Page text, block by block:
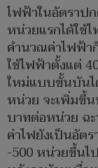
ไฟฟ้าในอัตราป
หน่วยแรกได้ใช้
คำนวณค่าไฟฟ้า
ใช้ไฟฟ้าตั้งแต่
ใหม่แบบขั้นบันไ
หน่วย จะเพิ่มขึ้
บาทต่อหน่วย ฉ
ค่าไฟยังเป็นอัต
-500 หน่วยขึ้นไ